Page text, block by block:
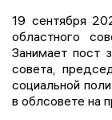
19 сентября
областного
Занимает пост
совета,
социальной
в облсовете на